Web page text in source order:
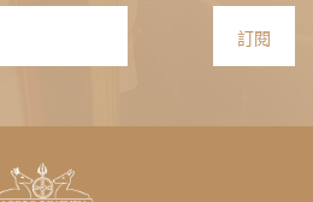
訂閱